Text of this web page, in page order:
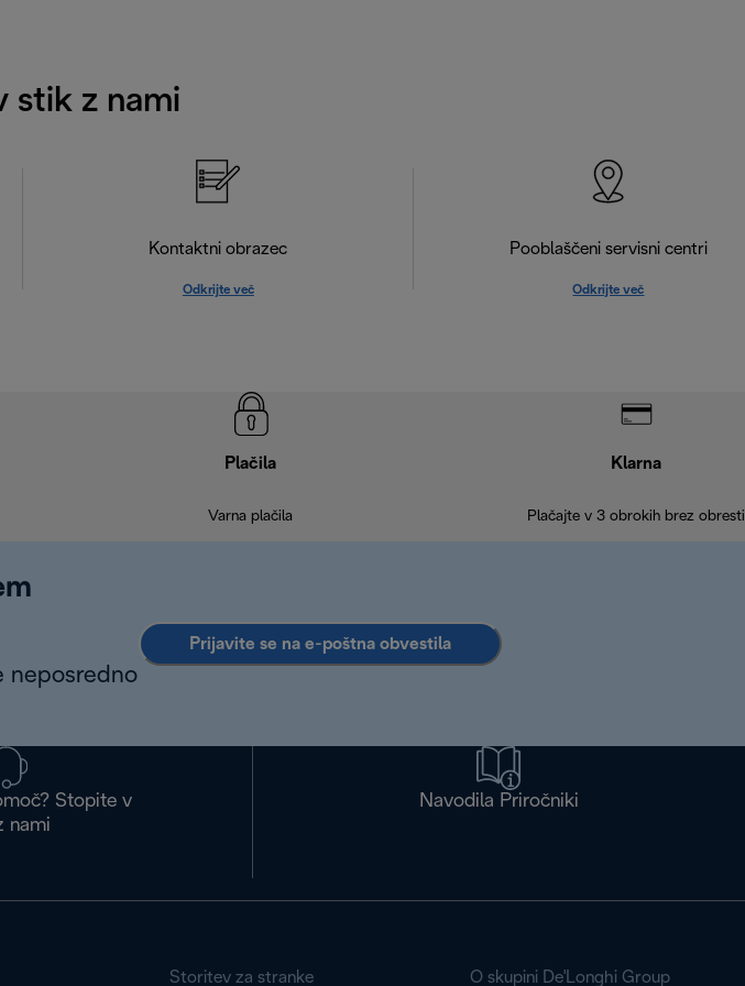
stik z nami
Kontaktni obrazec
Odkrijte več
Pooblaščeni servisni centri
Odkrijte več
Plačila
Varna plačila
Klarna
Plačajte v 3 obrokih brez obresti
neposredno
Prijavite se na e-poštna obvestila
Stopite v
nami
Navodila Priročniki
Storitev za stranke O skupini De'Longhi Group